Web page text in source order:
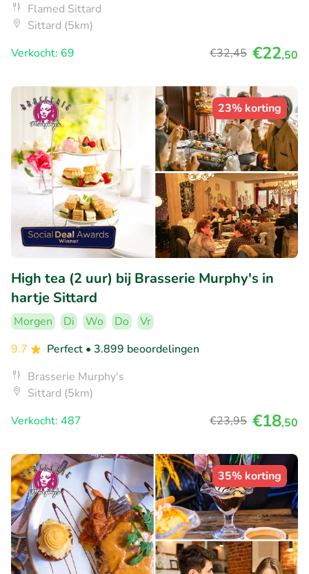
Flamed Sittard
Sittard (5km)
Verkocht: 69
€32,45 €22,50
23% korting
High tea (2 uur) bij Brasserie Murphy's in
hartje Sittard
Morgen Di Wo Do
Vr
9.7
Perfect • 3.899 beoordelingen
Brasserie Murphy's
Sittard (5km)
Verkocht: 487
€23,95 €18,50
35% korting